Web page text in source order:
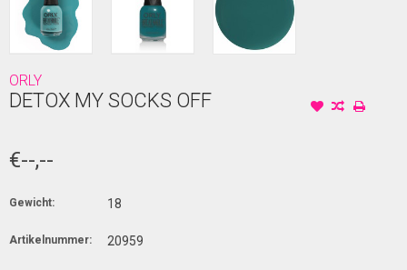
ORLY
DETOX MY SOCKS OFF
€--,--
Gewicht: 18
Artikelnummer: 20959